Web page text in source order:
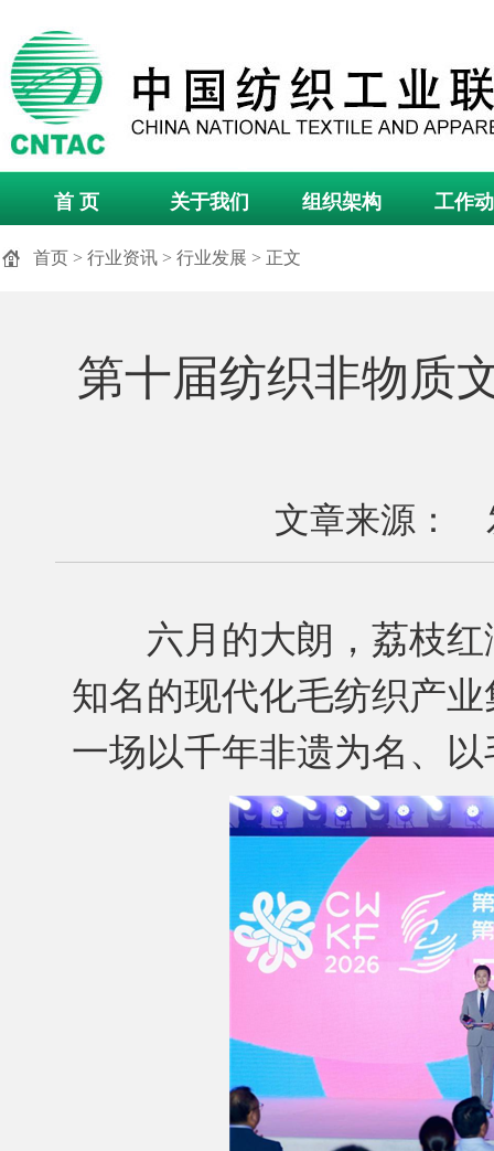
首 页 关于我们 组织架构 工作
首页 > 行业资讯 > 行业发展 > 正文
第十届纺织非物质
文章来源：
六月的大朗，荔枝红
知名的现代化毛纺织产
一场以千年非遗为名、